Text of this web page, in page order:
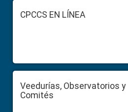
FooterCPCCS EN LÍNEA
Veedurías, Observatorios y
Comités